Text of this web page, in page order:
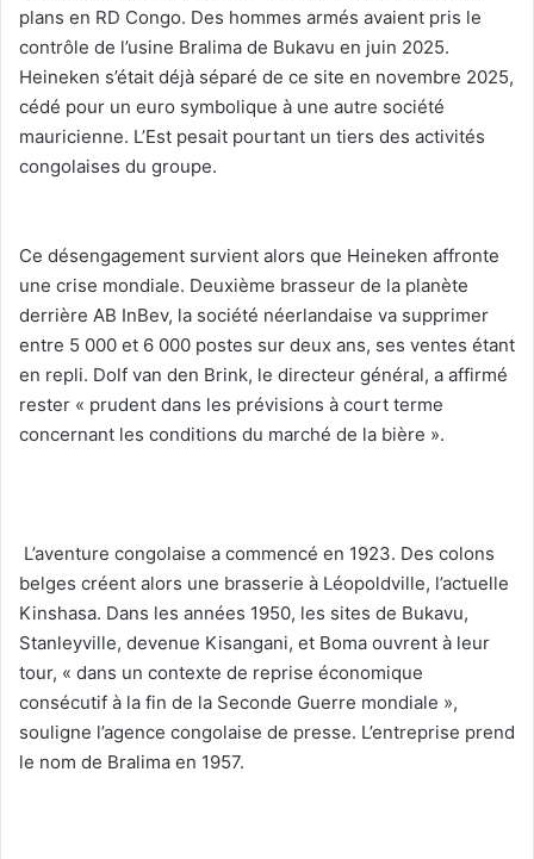
plans en RD Congo. Des hommes armés avaient pris le
contrôle de l’usine Bralima de Bukavu en juin 2025.
Heineken s’était déjà séparé de ce site en novembre 2025,
cédé pour un euro symbolique à une autre société
mauricienne. L’Est pesait pourtant un tiers des activités
congolaises du groupe.
‎Ce désengagement survient alors que Heineken affronte
une crise mondiale. Deuxième brasseur de la planète
derrière AB InBev, la société néerlandaise va supprimer
entre 5 000 et 6 000 postes sur deux ans, ses ventes étant
en repli. Dolf van den Brink, le directeur général, a affirmé
rester « prudent dans les prévisions à court terme
concernant les conditions du marché de la bière ».
‎ L’aventure congolaise a commencé en 1923. Des colons
belges créent alors une brasserie à Léopoldville, l’actuelle
Kinshasa. Dans les années 1950, les sites de Bukavu,
Stanleyville, devenue Kisangani, et Boma ouvrent à leur
tour, « dans un contexte de reprise économique
consécutif à la fin de la Seconde Guerre mondiale »,
souligne l’agence congolaise de presse. L’entreprise prend
le nom de Bralima en 1957.